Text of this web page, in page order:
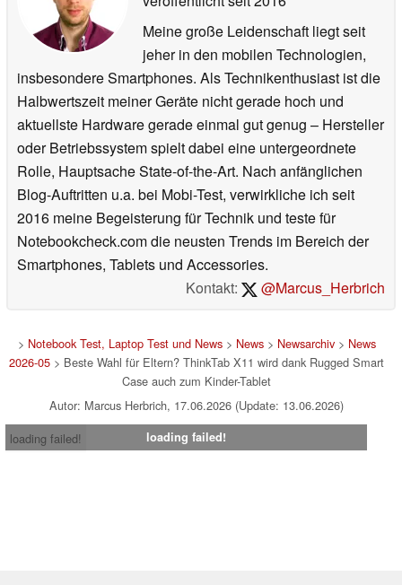
Meine große Leidenschaft liegt seit
jeher in den mobilen Technologien,
insbesondere Smartphones. Als Technikenthusiast ist die
Halbwertszeit meiner Geräte nicht gerade hoch und
aktuellste Hardware gerade einmal gut genug – Hersteller
oder Betriebssystem spielt dabei eine untergeordnete
Rolle, Hauptsache State-of-the-Art. Nach anfänglichen
Blog-Auftritten u.a. bei Mobi-Test, verwirkliche ich seit
2016 meine Begeisterung für Technik und teste für
Notebookcheck.com die neusten Trends im Bereich der
Smartphones, Tablets und Accessories.
Kontakt:
@Marcus_Herbrich
> Notebook Test, Laptop Test und News> News> Newsarchiv> News
2026-05 > Beste Wahl für Eltern? ThinkTab X11 wird dank Rugged Smart
Case auch zum Kinder-Tablet
Autor: Marcus Herbrich, 17.06.2026 (Update: 13.06.2026)
loading failed!
loading failed!